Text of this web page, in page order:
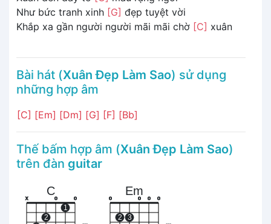
Như bức tranh xinh [G] đẹp tuyệt vời
Khắp xa gần người người mãi mãi chờ [C] xuân
Bài hát (Xuân Đẹp Làm Sao) sử dụng
những hợp âm
[C] [Em] [Dm] [G] [F] [Bb]
Thế bấm hợp âm (Xuân Đẹp Làm Sao)
trên đàn guitar
C
x
2
o
1
o
Em
o
2 3
o o o